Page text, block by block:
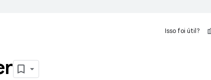
Isso foi útil?